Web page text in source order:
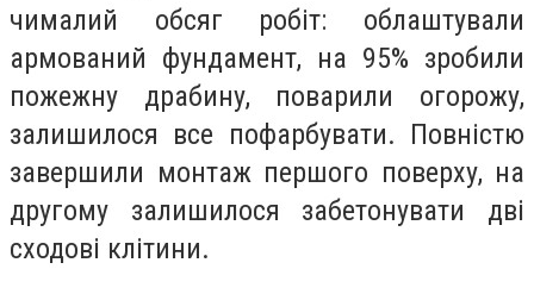
чималий обсяг робіт: облаштували
армований фундамент, на 95% зробили
пожежну драбину, поварили огорожу,
залишилося все пофарбувати. Повністю
завершили монтаж першого поверху, на
другому залишилося забетонувати дві
сходові клітини.